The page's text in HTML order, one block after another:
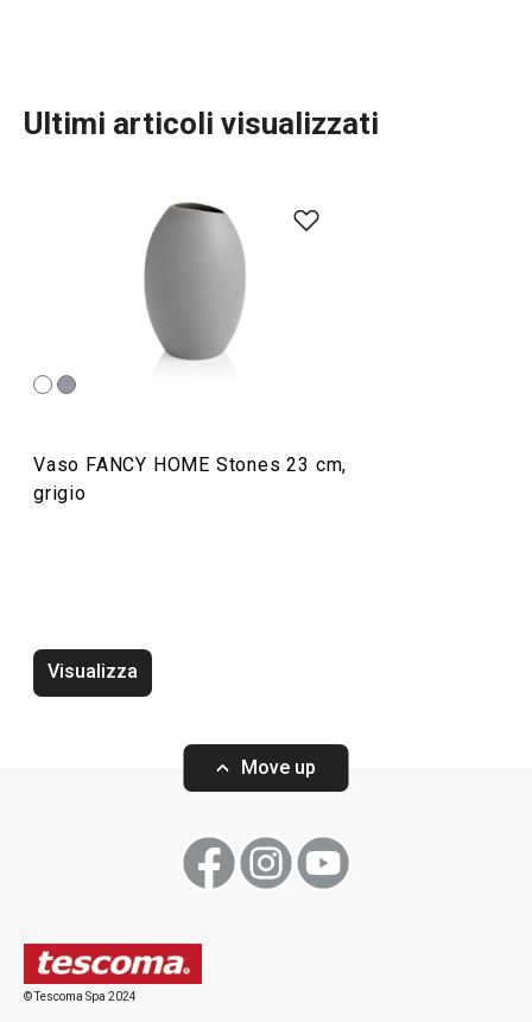
TESCOMA HOME
Servire in tavola
Vaso piccolo FANCY HOME Stones
Ultimi articoli visualizzati
Vaso FANCY HOME Stones 23 cm,
grigio
Visualizza
Move up
© Tescoma Spa 2024